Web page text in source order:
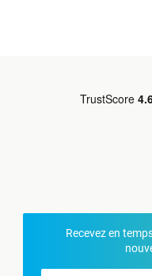
Recevez en